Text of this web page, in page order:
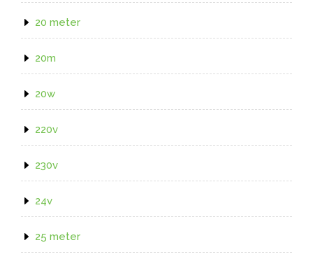
20 meter
20m
20w
220v
230v
24v
25 meter